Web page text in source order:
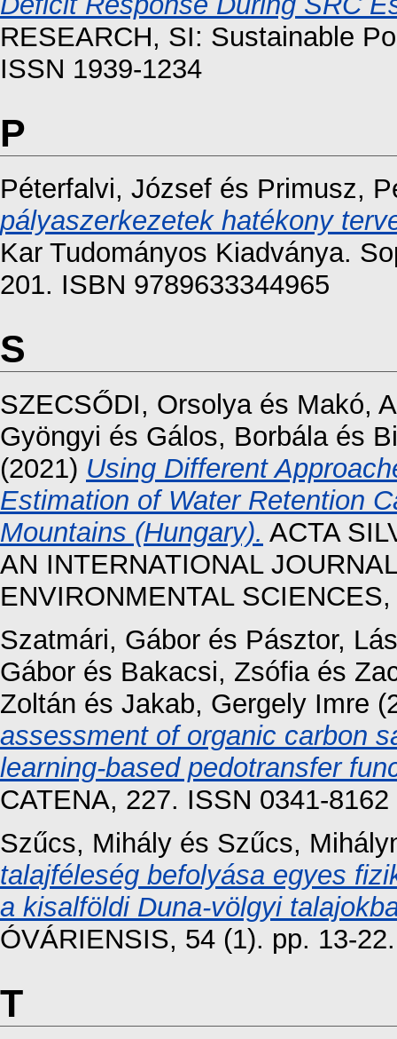
RESEARCH, SI: Sustainable
ISSN 1939-1234
P
Péterfalvi, József és Primusz,
pályaszerkezetek hatékony
Kar Tudományos Kiadványa.
201. ISBN 9789633344965
S
SZECSŐDI, Orsolyaés Makó,
Gyöngyi és Gálos, Borbálaés
(2021) Using Different
Estimation of Water Retention
Mountains (Hungary). ACTA
AN INTERNATIONAL
ENVIRONMENTAL
Szatmári, Gábor és Pásztor,
Gábor és Bakacsi, Zsófiaés
Zoltán és Jakab, Gergely Imre
assessment of organic carbon
learning-based pedotransfer
CATENA, 227. ISSN 0341-8162
Szűcs, Mihály és Szűcs,
talajféleség befolyása egyes
a kisalföldi Duna-völgyi
ÓVÁRIENSIS, 54 (1). pp. 13-
T